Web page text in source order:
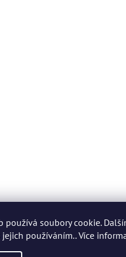
používá soubory cookie.
používáním.. Více